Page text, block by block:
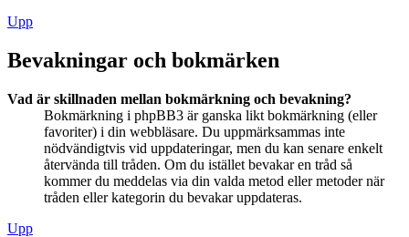
Upp
Bevakningar och bokmärken
Vad är skillnaden mellan bokmärkning och bevakning?
Bokmärkning i phpBB3 är ganska likt bokmärkning (eller
favoriter) i din webbläsare. Du uppmärksammas inte
nödvändigtvis vid uppdateringar, men du kan senare enkelt
återvända till tråden. Om du istället bevakar en tråd så
kommer du meddelas via din valda metod eller metoder när
tråden eller kategorin du bevakar uppdateras.
Upp